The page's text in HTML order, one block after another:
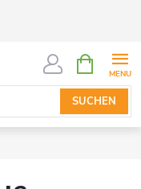
SUCHEN